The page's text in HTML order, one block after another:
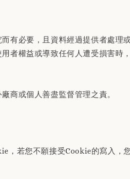
有必要，且資料經過提供者處理
者權益或導致任何人遭受損害
商或個人善盡監督管理之責。
，若您不願接受Cookie的寫入，